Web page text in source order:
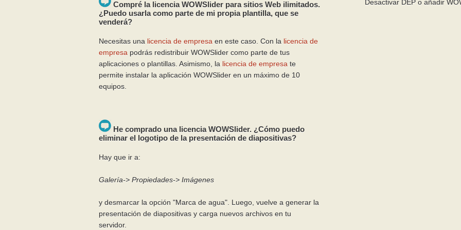
Desactivar DEP o añadir
Compré la licencia WOWSlider para sitios Web ilimitados.
¿Puedo usarla como parte de mi propia plantilla, que se
venderá?
Necesitas una licencia de empresa en este caso. Con la licencia de
empresa podrás redistribuir WOWSlider como parte de tus
aplicaciones o plantillas. Asimismo, la licencia de empresa te
permite instalar la aplicación WOWSlider en un máximo de 10
equipos.
He comprado una licencia WOWSlider. ¿Cómo puedo
eliminar el logotipo de la presentación de diapositivas?
Hay que ir a:
Galería-> Propiedades-> Imágenes
y desmarcar la opción "Marca de agua". Luego, vuelve a generar la
presentación de diapositivas y carga nuevos archivos en tu
servidor.